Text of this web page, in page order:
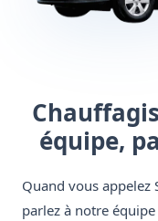
équipe,
Quand vous appelez
parlez à notre